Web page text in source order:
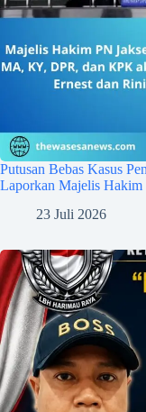
Putusan Bebas Kasus
Laporkan Majelis
23 Juli 2026